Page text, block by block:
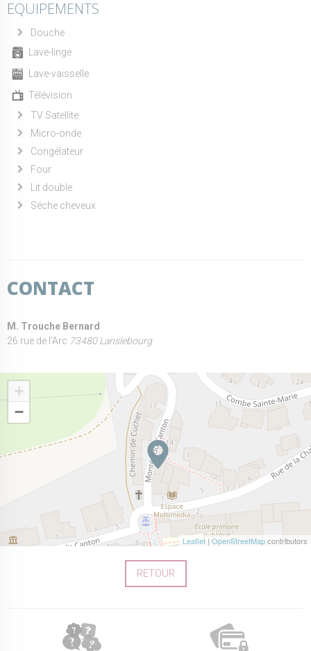
EQUIPEMENTS
Douche
Lave-linge
Lave-vaisselle
Télévision
TV Satellite
Micro-onde
Congélateur
Four
Lit double
Séche cheveux
CONTACT
M. Trouche Bernard
26 rue de l'Arc 73480 Lanslebourg
+
−
Leaflet|OpenStreetMapcontributors
RETOUR